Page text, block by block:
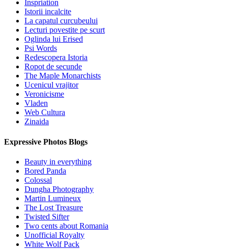
Inspriation
Istorii incalcite
La capatul curcubeului
Lecturi povestite pe scurt
Oglinda lui Erised
Psi Words
Redescopera Istoria
Ropot de secunde
The Maple Monarchists
Ucenicul vrajitor
Veronicisme
Vladen
Web Cultura
Zinaida
Expressive Photos Blogs
Beauty in everything
Bored Panda
Colossal
Dungha Photography
Martin Lumineux
The Lost Treasure
Twisted Sifter
Two cents about Romania
Unofficial Royalty
White Wolf Pack